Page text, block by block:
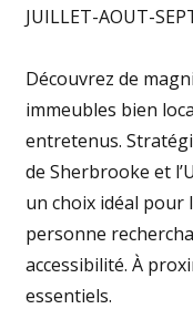
JUILLET-AOUT-
Découvrez de
immeubles bien
entretenus.
de Sherbrooke et
un choix idéal
personne
accessibilité. À
essentiels.